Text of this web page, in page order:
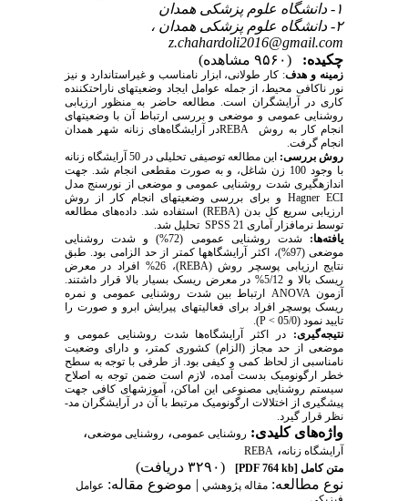
۱- دانشگاه علوم پزشکی همدان
۲- دانشگاه علوم پزشکی همدان ،
z.chahardoli2016@gmail.com
چکیده:
(۹۵۶۰ مشاهده)
زمینه و هدف: کار طولانی، ابزار نامناسب و غیر­استاندارد و نیز
نور ناکافی محیط، از جمله عوامل ایجاد وضعیت­های ناراحت­کننده
کاری در آرایشگران است. مطالعه حاضر به منظور ارزیابی
روشنایی عمومی و موضعی و بررسی ارتباط آن با وضعیت­های
اﻧﺠﺎم ﮐﺎر ﺑﻪ روش REBAدر آرایشگاه‌های زنانه شهر همدان
انجام گرفت.
روش بررسی:
این مطالعه توصیفی تحلیلی در 50 آرایشگاه زنانه
با­ وجود 100 زن شاغل، و به صورت مقطعی انجام شد. جهت
اندازه­گیری شدت روشنایی عمومی و موضعی از نورسنج مدل
Hagner ECIو برای بررسی وضعیت­های انجام کار از روش
ارزیابی سریع کل بدن (REBA) استفاده شد. داده‌های مطالعه
توسط نرم­افزار آماری SPSS 21تحلیل شد.
یافته‌ها:
شدت روشنایی عمومی (72%) و شدت روشنایی
موضعی (97%)، اکثر آرایشگاه­ها کمتر از حد­ الزامی بود. طبق
نتایج ارزیابی پوسچر روش (REBA
)، 26% افراد در معرض
ریسک بالا و 5/12% در معرض ریسک بسیار بالا قرار داشتند.
آزمونANOVA ارتباط بین شدت روشنایی عمومی و نمره
ریسک پوسچر افراد برای فعالیت­های پیرایش ابرو و صورت را
تایید نمود (05/0 >
P
).
نتیجه‌گیری: در اکثر آرایشگاه‌ها شدت روشنایی عمومی و
موضعی از حد مجاز (الزام) کشوری کمتر، و دارای وضعیت
نامناسبی از لحاظ کمی و کیفی بود. از طرفی با توجه به سطح
خطر ارگونومیک بدست آمده، لازم است ضمن توجه به اصلاح
سیستم روشنایی مصنوعی این اماکن، آموزش­های کافی جهت
پیشگیری از اختلالات ارگونومیک مرتبط با آن در آرایشگران مد­
نظر قرار گیرد.
واژه‌های کلیدی: روشنایی عمومی، روشنایی موضعی،
آرایشگاه‌ زنانه، REBA
متن کامل[PDF 764 kb]
(۳۲۹۰ دریافت)
نوع مطالعه: مقاله پژوهشي| موضوع مقاله: عوامل